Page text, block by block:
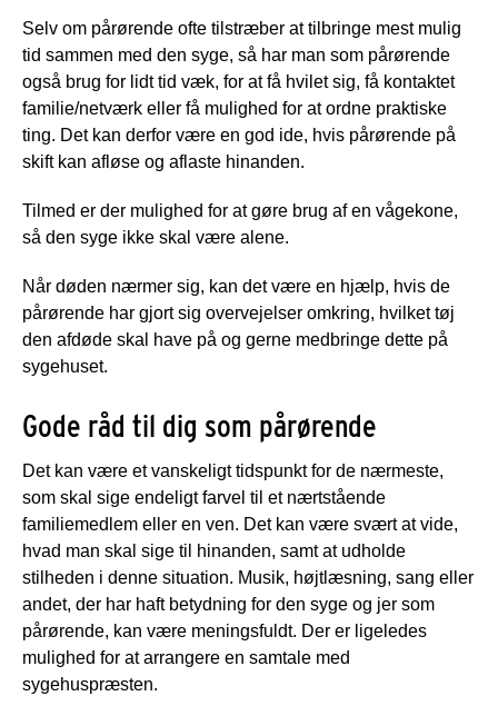
Selv om pårørende ofte tilstræber at tilbringe mest mulig
tid sammen med den syge, så har man som pårørende
også brug for lidt tid væk, for at få hvilet sig, få kontaktet
familie/netværk eller få mulighed for at ordne praktiske
ting. Det kan derfor være en god ide, hvis pårørende på
skift kan afløse og aflaste hinanden.
Tilmed er der mulighed for at gøre brug af en vågekone,
så den syge ikke skal være alene.
Når døden nærmer sig, kan det være en hjælp, hvis de
pårørende har gjort sig overvejelser omkring, hvilket tøj
den afdøde skal have på og gerne medbringe dette på
sygehuset.
Gode råd til dig som pårørende
Det kan være et vanskeligt tidspunkt for de nærmeste,
som skal sige endeligt farvel til et nærtstående
familiemedlem eller en ven. Det kan være svært at vide,
hvad man skal sige til hinanden, samt at udholde
stilheden i denne situation. Musik, højtlæsning, sang eller
andet, der har haft betydning for den syge og jer som
pårørende, kan være meningsfuldt. Der er ligeledes
mulighed for at arrangere en samtale med
sygehuspræsten.